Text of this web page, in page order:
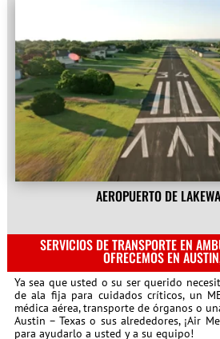
AEROPUERTO DE
SERVICIOS DE TRANSPORTE EN
OFRECEMOS EN
Ya sea que usted o su ser querido
de ala fija para cuidados críticos, un
médica aérea, transporte de órganos o
Austin – Texas o sus alrededores, ¡Air
para ayudarlo a usted y a su equipo!